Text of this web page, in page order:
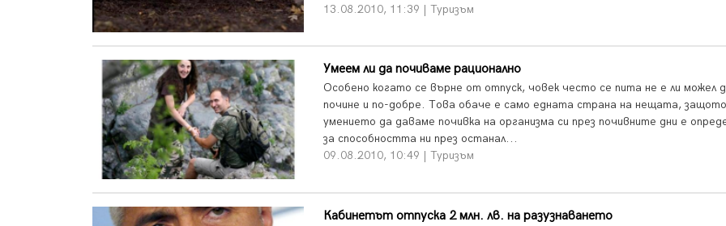
13.08.2010, 11:39 | Туризъм
Умеем ли да почиваме рационално
Особено когато се върне от отпуск, човек често се пита не е ли можел
почине и по-добре. Това обаче е само едната страна на нещата, защото
умението да даваме почивка на организма си през почивните дни е
за способността ни през останал...
09.08.2010, 10:49 | Туризъм
Кабинетът отпуска 2 млн. лв. на разузнаването